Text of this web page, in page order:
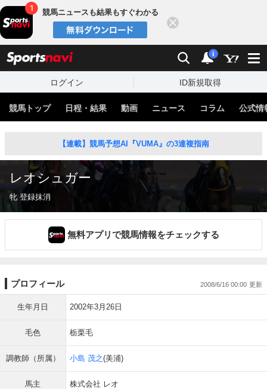
競馬ニュースも結果もすぐわかる
検索 通知
i
ログイン ID新規取得
競馬トップ 日程・結果 動画 ニュース コラム 公式情
【連載】競馬予想AI『VUMA』の3連複指南
レオシュガー
牝 登録抹消
無料アプリで競馬情報をチェックする
プロフィール 2008/6/16 00:00
生年月日 2002年3月26日
毛色 栃栗毛
調教師（所属） 小島 茂之(美浦)
馬主 株式会社 レオ